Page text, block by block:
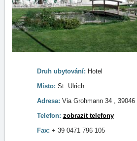
Druh ubytování: Hotel
Místo: St. Ulrich
Adresa: Via Grohmann 34 ,
Telefon: zobrazit telefony
Fax: + 39 0471 796 105